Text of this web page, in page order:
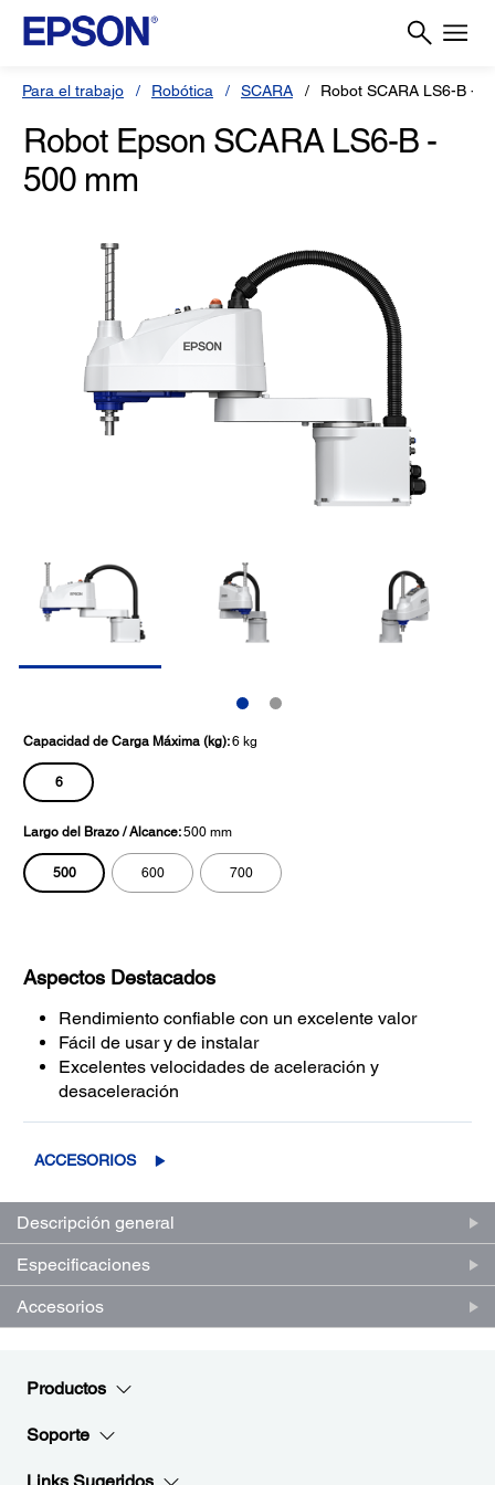
Para el trabajo Robótica SCARA Robot SCARA LS6-B -
Robot Epson SCARA LS6-B -
500 mm
Capacidad de Carga Máxima (kg):6 kg
6
Largo del Brazo / Alcance:500 mm
500 600 700
Aspectos Destacados
Rendimiento confiable con un excelente valor
Fácil de usar y de instalar
Excelentes velocidades de aceleración y
desaceleración
ACCESORIOS
Descripción general
Especificaciones
Accesorios
Productos
Soporte